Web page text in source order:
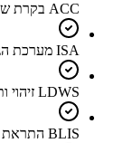
ACC בקרת שיוט אדפטיבית כולל סיוע בפקקים
ISA מערכת הגבלה אוטומטית למהירות הרכב
LDWS זיהוי ותיקון אקטיבי לסטיה מנתיב
BLIS התראת רכב בשטח מת